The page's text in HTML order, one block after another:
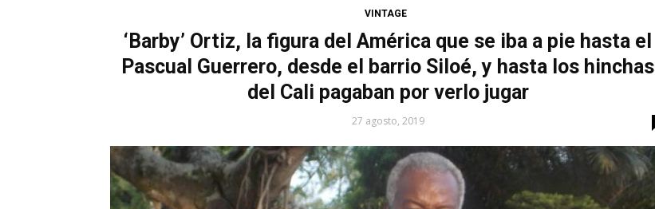
VINTAGE
‘Barby’ Ortiz, la figura del América que se iba a pie hasta el
Pascual Guerrero, desde el barrio Siloé, y hasta los hinchas
del Cali pagaban por verlo jugar
27 agosto, 2019